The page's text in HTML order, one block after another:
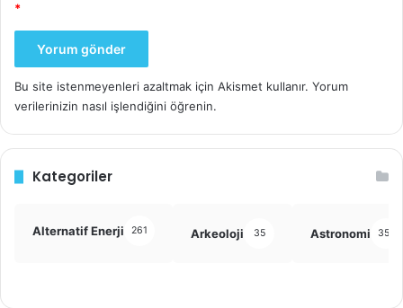
*
Bu site istenmeyenleri azaltmak için Akismet kullanır. Yorum
verilerinizin nasıl işlendiğini öğrenin.
Kategoriler
Alternatif Enerji 261 Arkeoloji 35 Astronomi 355